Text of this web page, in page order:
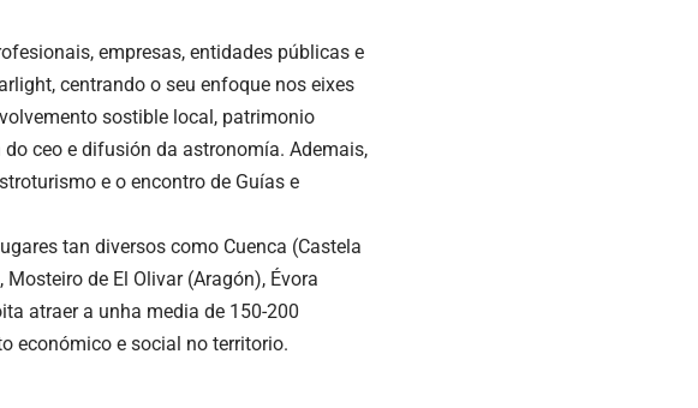
empresas, entidades públicas e
centrando o seu enfoque nos eixes
sostible local, patrimonio
ceo e difusión da astronomía. Ademais,
e o encontro de Guías e
tan diversos como Cuenca (Castela
de El Olivar (Aragón), Évora
atraer a unha media de 150-200
económico e social no territorio.